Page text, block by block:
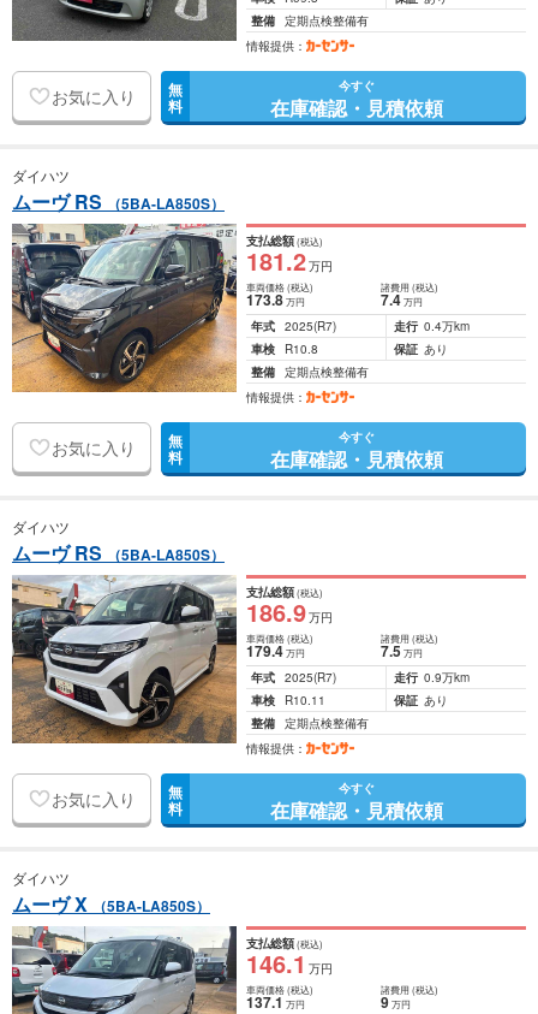
整備 定期点検整備有
情報提供：
お気に入り 無
料
今すぐ
在庫確認・見積依頼
ダイハツ
ムーヴ RS （5BA-LA850S）
支払総額(税込)
181.2万円
車両価格(税込)
173.8万円
諸費用 (税込)
7.4 万円
年式 2025(R7) 走行 0.4万km
車検
R10.8 保証 あり
整備 定期点検整備有
情報提供：
お気に入り 無
料
今すぐ
在庫確認・見積依頼
ダイハツ
ムーヴ RS （5BA-LA850S）
支払総額(税込)
186.9万円
車両価格(税込)
179.4万円
諸費用 (税込)
7.5 万円
年式 2025(R7) 走行 0.9万km
車検
R10.11 保証 あり
整備 定期点検整備有
情報提供：
お気に入り 無
料
今すぐ
在庫確認・見積依頼
ダイハツ
ムーヴ X （5BA-LA850S）
支払総額(税込)
146.1 万円
車両価格(税込)
137.1万円
諸費用 (税込)
9 万円